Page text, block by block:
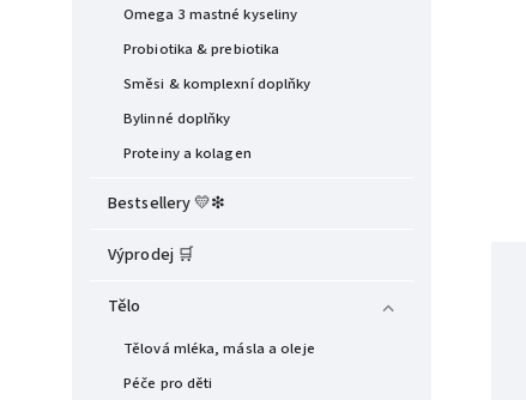
Omega 3 mastné kyseliny
Probiotika & prebiotika
Směsi & komplexní doplňky
Bylinné doplňky
Proteiny a kolagen
Bestsellery 💛❇︎
Výprodej 🛒
Tělo
Tělová mléka, másla a oleje
Péče pro děti